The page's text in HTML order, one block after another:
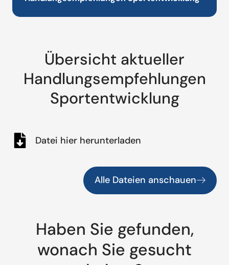
Übersicht aktueller
Handlungsempfehlungen
Sportentwicklung
Datei hier herunterladen
Alle Dateien anschauen
Haben Sie gefunden,
wonach Sie gesucht